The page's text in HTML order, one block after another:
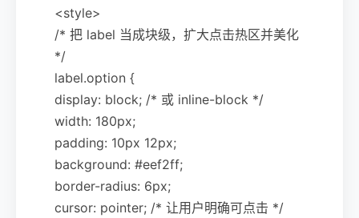
<style>
/* 把 label 当成块级，扩大点击热区并美化
*/
label.option {
display: block; /* 或 inline-block */
width: 180px;
padding: 10px 12px;
background: #eef2ff;
border-radius: 6px;
cursor: pointer; /* 让用户明确可点击 */